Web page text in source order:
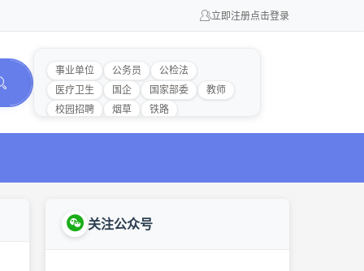
立即注册点击登录
事业单位 公务员
公检法
医疗卫生
国企 国家部委
教师
校园招聘
烟草 铁路
关注公众号